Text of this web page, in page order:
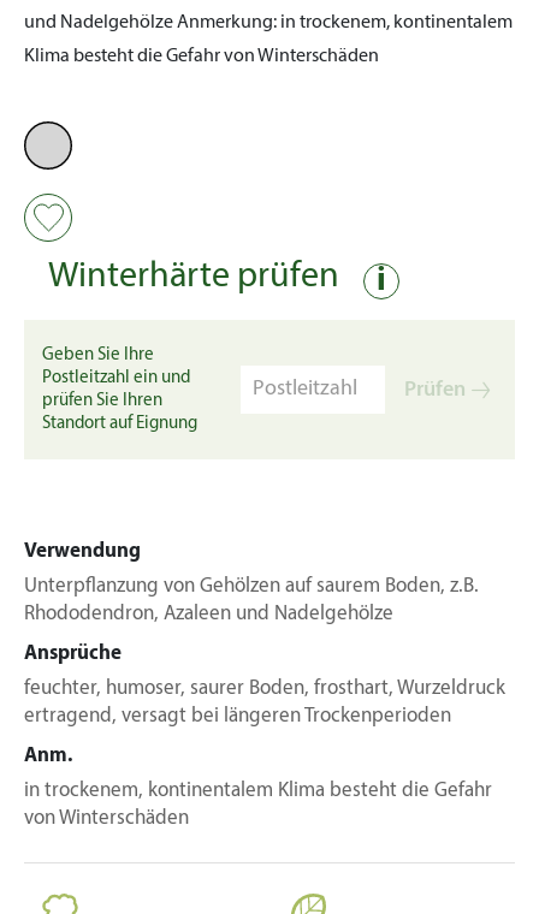
und NadelgehölzeAnmerkung: in trockenem, kontinentalem
Klima besteht die Gefahr von Winterschäden
Winterhärte prüfen i
Geben Sie Ihre
Postleitzahl ein und
prüfen Sie Ihren
Standort auf Eignung
Prüfen
Verwendung
Unterpflanzung von Gehölzen auf saurem Boden, z.B.
Rhododendron, Azaleen und Nadelgehölze
Ansprüche
feuchter, humoser, saurer Boden, frosthart, Wurzeldruck
ertragend, versagt bei längeren Trockenperioden
Anm.
in trockenem, kontinentalem Klima besteht die Gefahr
von Winterschäden